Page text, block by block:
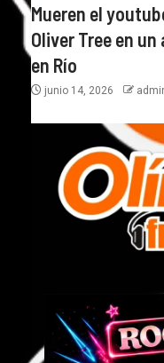
Mueren el
Oliver Tree en
en Río
junio 14, 2026